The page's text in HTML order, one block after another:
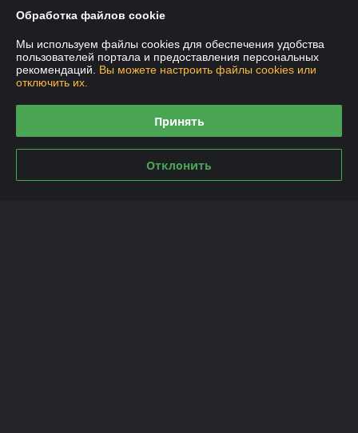
Доставка и оплата
График работы
Политика обработки cookies
Обработка файлов cookie
Мы используем файлы cookies для обеспечения удобства
пользователей портала и предоставления персональных
рекомендаций. Вы можете настроить файлы cookies или
отключить их.
Принять
Отклонить